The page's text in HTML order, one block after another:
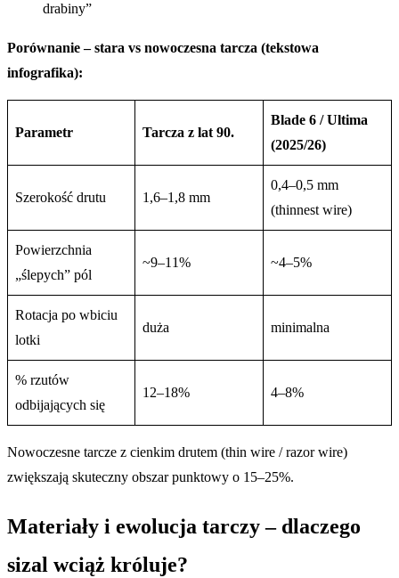
drabiny”
Porównanie – stara vs nowoczesna tarcza (tekstowa
infografika):
Parametr Tarcza z lat 90.
Blade 6 / Ultima
(2025/26)
Szerokość drutu 1,6–1,8 mm
0,4–0,5 mm
(thinnest wire)
Powierzchnia
„ślepych” pól
~9–11% ~4–5%
Rotacja po wbiciu
lotki
duża minimalna
% rzutów
odbijających się
12–18% 4–8%
Nowoczesne tarcze z cienkim drutem (thin wire / razor wire)
zwiększają skuteczny obszar punktowy o 15–25%.
Materiały i ewolucja tarczy – dlaczego
sizal wciąż króluje?